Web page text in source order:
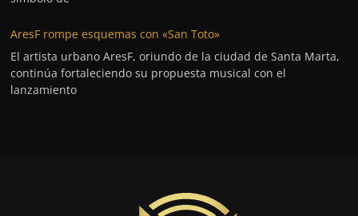
AresF rompe esquemas con «San Toto»
El artista urbano AresF, oriundo de la ciudad de Santa Marta,
continúa fortaleciendo su propuesta musical con el
lanzamiento